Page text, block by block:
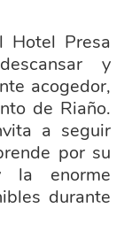
Hotel Presa
y
acogedor,
de Riaño.
a seguir
por su
la enorme
durante